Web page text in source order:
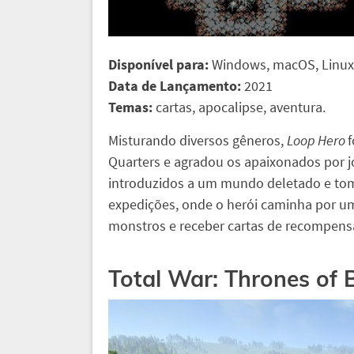
Disponível para:Windows, macOS,
Data de Lançamento:2021
Temas:cartas, apocalipse, aventura.
Misturando diversos gêneros,Loop Hero
Quarters e agradou os apaixonados por
introduzidos a um mundo deletado e
expedições, onde o herói caminha por
monstros e receber cartas de
Total War: Thrones of